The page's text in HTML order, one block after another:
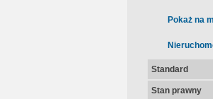
Pokaż na
Standard
Stan prawny